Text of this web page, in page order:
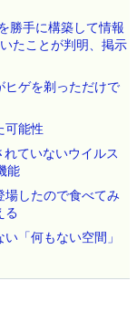
勝手に構築して情報
たことが判明、掲示
ヒゲを剃っただけで
可能性
ていないウイルス
能
したので食べてみ
る
「何もない空間」